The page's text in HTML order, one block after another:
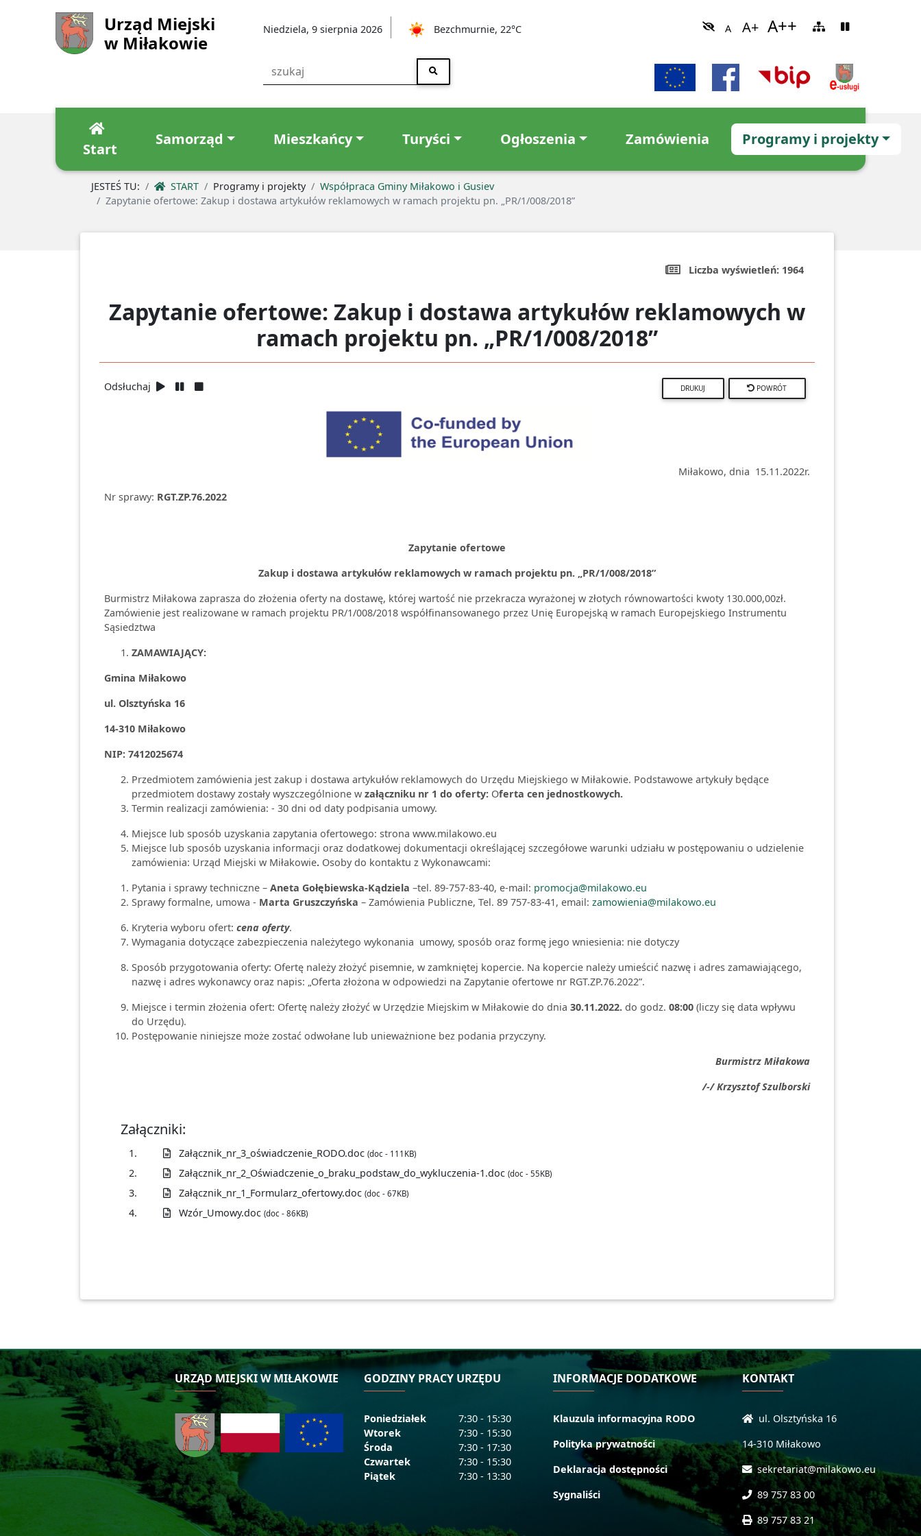
Urząd Miejski
w Miłakowie
Niedziela, 9 sierpnia 2026 Bezchmurnie, 22°C
Start
Samorząd Mieszkańcy Turyści Ogłoszenia Zamówienia Programy i projekty
JESTEŚ TU: START Programy i projekty
Współpraca Gminy Miłakowo i Gusiev
Zapytanie ofertowe: Zakup i dostawa artykułów reklamowych w ramach projektu pn. „PR/1/008/2018”
Liczba wyświetleń: 1964
Zapytanie ofertowe: Zakup i dostawa artykułów reklamowych w
ramach projektu pn. „PR/1/008/2018”
Odsłuchaj POWRÓT
Miłakowo, dnia 15.11.2022r.
Nr sprawy: RGT.ZP.76.2022
Zapytanie ofertowe
Zakup i dostawa artykułów reklamowych w ramach projektu pn. „PR/1/008/2018”
Burmistrz Miłakowa zaprasza do złożenia oferty na dostawę, której wartość nie przekracza wyrażonej w złotych równowartości kwoty 130.000,00zł.
Zamówienie jest realizowane w ramach projektu PR/1/008/2018 współfinansowanego przez Unię Europejską w ramach Europejskiego Instrumentu
Sąsiedztwa
ZAMAWIAJĄCY:
Gmina Miłakowo
ul. Olsztyńska 16
14-310 Miłakowo
NIP: 7412025674
Przedmiotem zamówienia jest zakup i dostawa artykułów reklamowych do Urzędu Miejskiego w Miłakowie. Podstawowe artykuły będące
przedmiotem dostawy zostały wyszczególnione w załączniku nr 1 do oferty: Oferta cen jednostkowych.
Termin realizacji zamówienia: - 30 dni od daty podpisania umowy.
Miejsce lub sposób uzyskania zapytania ofertowego: strona www.milakowo.eu
Miejsce lub sposób uzyskania informacji oraz dodatkowej dokumentacji określającej szczegółowe warunki udziału w postępowaniu o udzielenie
zamówienia: Urząd Miejski w Miłakowie. Osoby do kontaktu z Wykonawcami:
Pytania i sprawy techniczne – Aneta Gołębiewska-Kądziela –tel. 89-757-83-40, e-mail: promocja@milakowo.eu
Sprawy formalne, umowa - Marta Gruszczyńska – Zamówienia Publiczne, Tel. 89 757-83-41, email: zamowienia@milakowo.eu
Kryteria wyboru ofert: cena oferty.
Wymagania dotyczące zabezpieczenia należytego wykonania umowy, sposób oraz formę jego wniesienia: nie dotyczy
Sposób przygotowania oferty: Ofertę należy złożyć pisemnie, w zamkniętej kopercie. Na kopercie należy umieścić nazwę i adres zamawiającego,
nazwę i adres wykonawcy oraz napis: „Oferta złożona w odpowiedzi na Zapytanie ofertowe nr RGT.ZP.76.2022”.
Miejsce i termin złożenia ofert: Ofertę należy złożyć w Urzędzie Miejskim w Miłakowie do dnia 30.11.2022. do godz. 08:00 (liczy się data wpływu
do Urzędu).
Postępowanie niniejsze może zostać odwołane lub unieważnione bez podania przyczyny.
Burmistrz Miłakowa
/-/ Krzysztof Szulborski
Załączniki:
1. Załącznik_nr_3_oświadczenie_RODO.doc (doc - 111KB)
2. Załącznik_nr_2_Oświadczenie_o_braku_podstaw_do_wykluczenia-1.doc (doc - 55KB)
3. Załącznik_nr_1_Formularz_ofertowy.doc (doc - 67KB)
4. Wzór_Umowy.doc (doc - 86KB)
URZĄD MIEJSKI W MIŁAKOWIE GODZINY PRACY URZĘDU
Poniedziałek
7:30 - 15:30
Wtorek
7:30 - 15:30
Środa
7:30 - 17:30
Czwartek
7:30 - 15:30
Piątek
7:30 - 13:30
INFORMACJE DODATKOWE
Klauzula informacyjna RODO
Polityka prywatności
Deklaracja dostępności
Sygnaliści
KONTAKT
ul. Olsztyńska 16
14-310 Miłakowo
sekretariat@milakowo.eu
89 757 83 00
89 757 83 21